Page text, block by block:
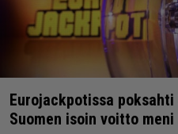
Eurojackpotissa
Suomen isoin voitto meni